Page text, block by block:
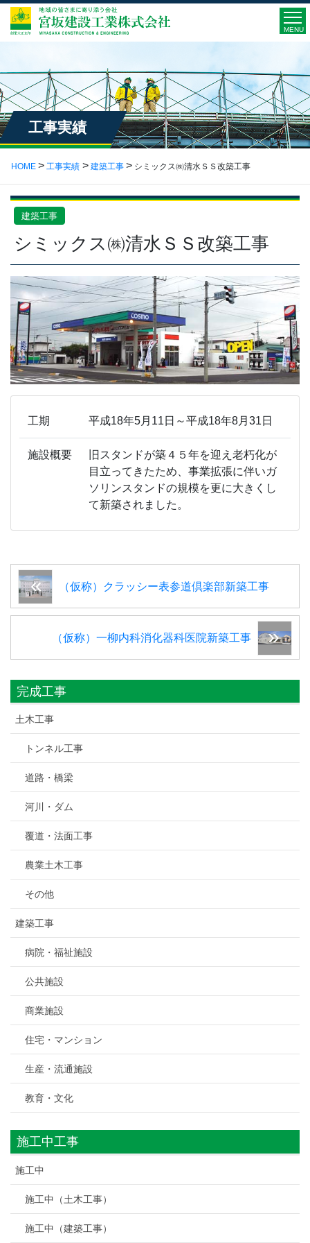
MENU
工事実績
HOME 工事実績 建築工事 シミックス㈱清水ＳＳ改築工事
建築工事
シミックス㈱清水ＳＳ改築工事
工期 平成18年5月11日～平成18年8月31日
施設概要
旧スタンドが築４５年を迎え老朽化が
目立ってきたため、事業拡張に伴いガ
ソリンスタンドの規模を更に大きくし
て新築されました。
（仮称）クラッシー表参道倶楽部新築工事
（仮称）一柳内科消化器科医院新築工事
完成工事
土木工事
トンネル工事
道路・橋梁
河川・ダム
覆道・法面工事
農業土木工事
その他
建築工事
病院・福祉施設
公共施設
商業施設
住宅・マンション
生産・流通施設
教育・文化
施工中工事
施工中
施工中（土木工事）
施工中（建築工事）